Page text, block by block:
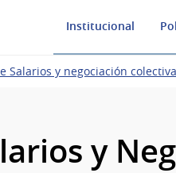
Institucional
Salarios y negociación colectiva
y